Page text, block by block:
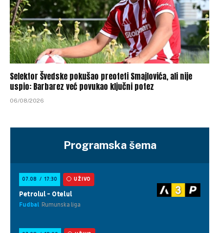
Selektor Švedske pokušao preoteti Smajlovića, ali nije
uspio: Barbarez već povukao ključni potez
06/08/2026
Programska šema